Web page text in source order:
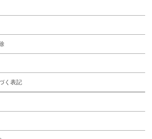
く表記